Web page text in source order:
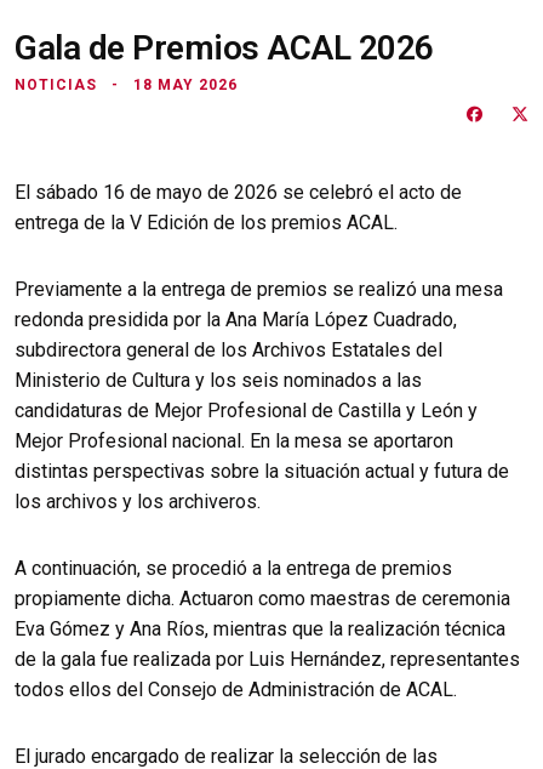
Gala de Premios ACAL 2026
NOTICIAS 18 MAY 2026
El sábado 16 de mayo de 2026 se celebró el acto de
entrega de la V Edición de los premios ACAL.
Previamente a la entrega de premios se realizó una mesa
redonda presidida por la Ana María López Cuadrado,
subdirectora general de los Archivos Estatales del
Ministerio de Cultura y los seis nominados a las
candidaturas de Mejor Profesional de Castilla y León y
Mejor Profesional nacional. En la mesa se aportaron
distintas perspectivas sobre la situación actual y futura de
los archivos y los archiveros.
A continuación, se procedió a la entrega de premios
propiamente dicha. Actuaron como maestras de ceremonia
Eva Gómez y Ana Ríos, mientras que la realización técnica
de la gala fue realizada por Luis Hernández, representantes
todos ellos del Consejo de Administración de ACAL.
El jurado encargado de realizar la selección de las